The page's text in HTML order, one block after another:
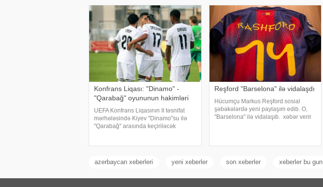
qatıb. Ötən mövsüm
Konfrans Liqası: "Dinamo" -
"Qarabağ" oyununun hakimləri
UEFA Konfrans Liqasının II təsnifat
mərhələsində Kiyev "Dinamo"su ilə
"Qarabağ" arasında keçiriləcək
Reşford "Barselona" ilə vidalaşdı
Hücumçu Markus Reşford sosial
şəbəkələrdə yeni paylaşım edib. O,
"Barselona" ilə vidalaşıb. xəbər verir
azerbaycan xeberleri yeni xeberler son xeberler xeberler bu gun